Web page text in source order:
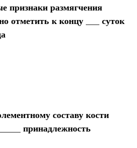
признаки размягчения
отметить к концу ___ суток
составу кости
принадлежность